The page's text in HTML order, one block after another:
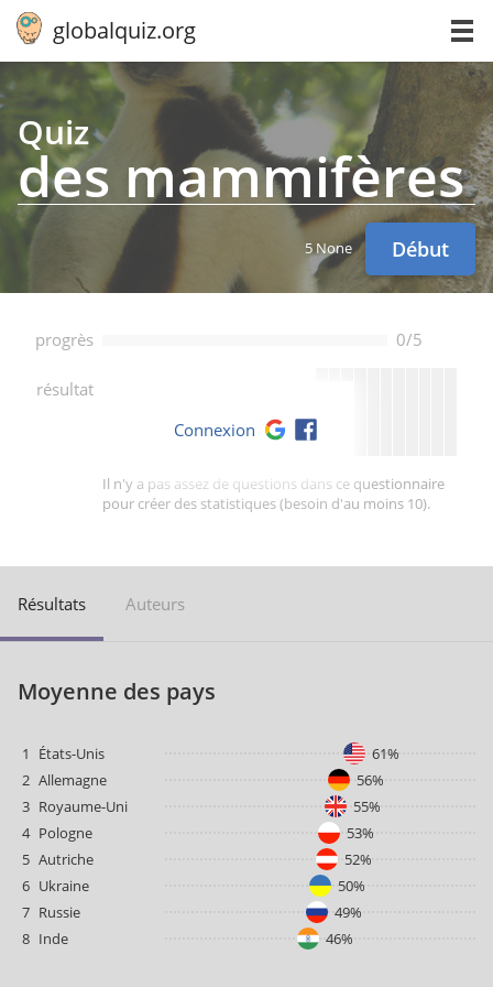
globalquiz.org
Quiz
des mam­mi­fères
5 None Début
progrès 0/5
résultat --
Il n'y a pas assez de questions dans ce questionnaire
pour créer des statistiques (besoin d'au moins 10).
Connexion
Résultats Auteurs
Moyenne des pays
1 États-Unis
61%
2 Allemagne
56%
3 Royaume-Uni
55%
4 Pologne
53%
5 Autriche
52%
6 Ukraine
50%
7 Russie
49%
8 Inde 46%